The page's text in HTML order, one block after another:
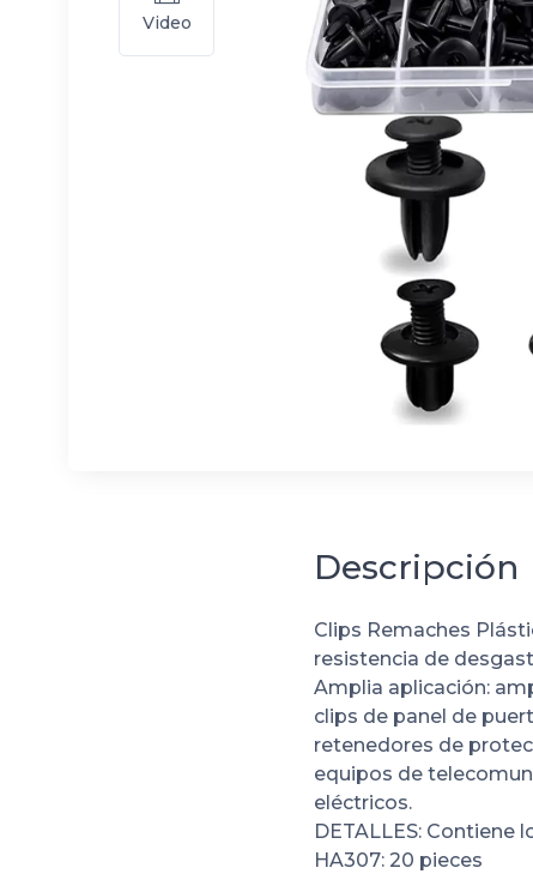
Video
Descripción
Clips Remaches
resistencia de
Amplia aplicación:
clips de panel de
retenedores de
equipos de
eléctricos.
DETALLES: Contiene
HA307: 20 pieces